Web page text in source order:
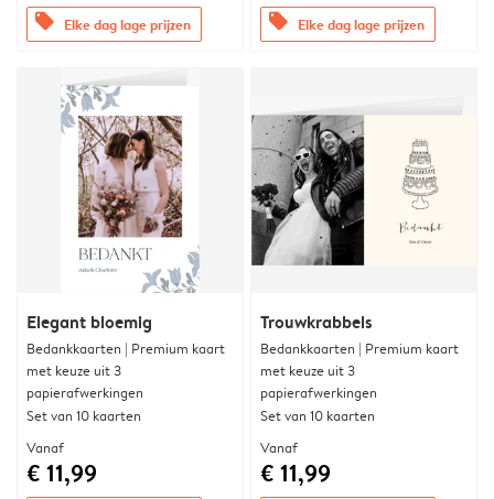
offers Elke dag lage prijzen offers Elke dag lage prijzen
Elegant bloemig
Bedankkaarten | Premium kaart
met keuze uit 3
papierafwerkingen
Set van 10 kaarten
Vanaf
€ 11,99
Trouwkrabbels
Bedankkaarten | Premium kaart
met keuze uit 3
papierafwerkingen
Set van 10 kaarten
Vanaf
€ 11,99